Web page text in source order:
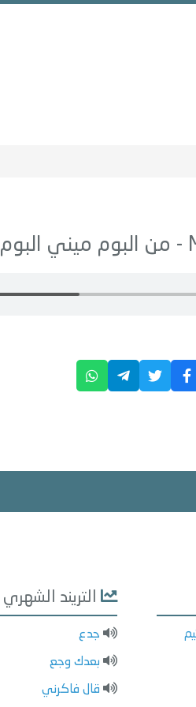
ميني البوم
التريند الشهري
جدع
بعدك وجع
قال فاكرني